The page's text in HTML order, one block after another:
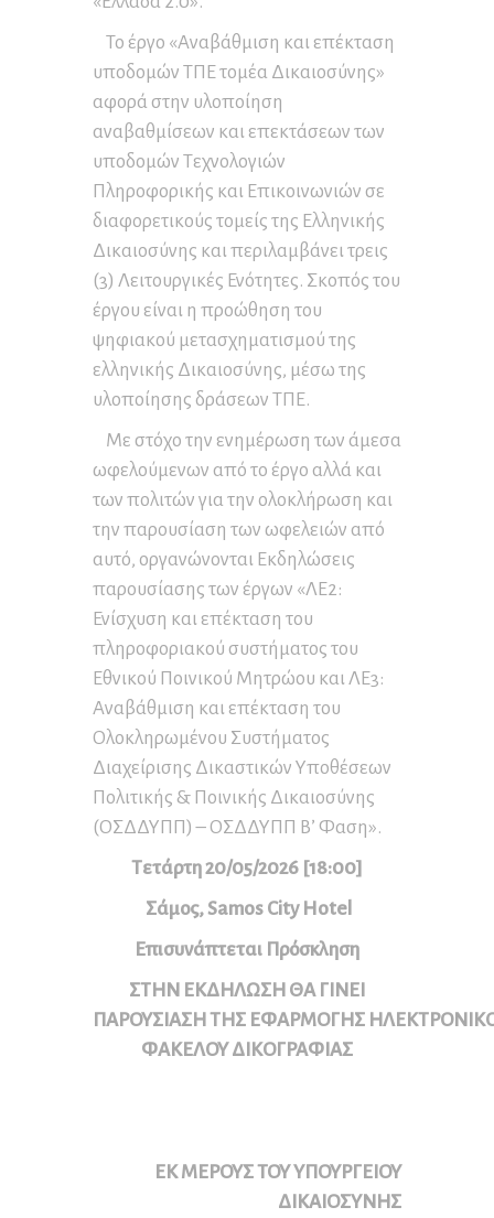
Το έργο «Αναβάθμιση και επέκταση
υποδομών ΤΠΕ τομέα Δικαιοσύνης»
αφορά στην υλοποίηση
αναβαθμίσεων και επεκτάσεων των
υποδομών Τεχνολογιών
Πληροφορικής και Επικοινωνιών σε
διαφορετικούς τομείς της Ελληνικής
Δικαιοσύνης και περιλαμβάνει τρεις
(3) Λειτουργικές Ενότητες. Σκοπός του
έργου είναι η προώθηση του
ψηφιακού μετασχηματισμού της
ελληνικής Δικαιοσύνης, μέσω της
υλοποίησης δράσεων ΤΠΕ.
Με στόχο την ενημέρωση των άμεσα
ωφελούμενων από το έργο αλλά και
των πολιτών για την ολοκλήρωση και
την παρουσίαση των ωφελειών από
αυτό, οργανώνονται Εκδηλώσεις
παρουσίασης των έργων «ΛΕ2:
Ενίσχυση και επέκταση του
πληροφοριακού συστήματος του
Εθνικού Ποινικού Μητρώου και ΛΕ3:
Αναβάθμιση και επέκταση του
Ολοκληρωμένου Συστήματος
Διαχείρισης Δικαστικών Υποθέσεων
Πολιτικής & Ποινικής Δικαιοσύνης
(ΟΣΔΔΥΠΠ) – ΟΣΔΔΥΠΠ Β’ Φαση».
Τετάρτη 20/05/2026 [18:00]
Σάμος, Samos City Hotel
Επισυνάπτεται Πρόσκληση
ΣΤΗΝ ΕΚΔΗΛΩΣΗ ΘΑ ΓΙΝΕΙ
ΠΑΡΟΥΣΙΑΣΗ ΤΗΣ ΕΦΑΡΜΟΓΗΣ
ΦΑΚΕΛΟΥ ΔΙΚΟΓΡΑΦΙΑΣ
ΕΚ ΜΕΡΟΥΣ ΤΟΥ ΥΠΟΥΡΓΕΙΟΥ
ΔΙΚΑΙΟΣΥΝΗΣ